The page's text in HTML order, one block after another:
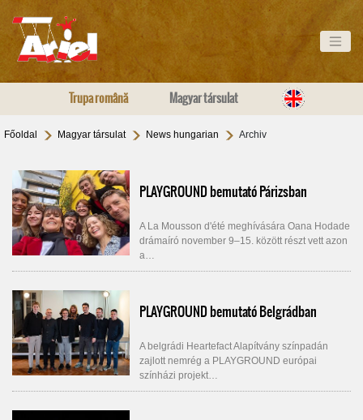
Trupa română Magyar társulat
Főoldal Magyar társulat News hungarian Archiv
PLAYGROUND bemutató Párizsban
A La Mousson d'été meghívására Oana Hodade
drámaíró november 9–15. között részt vett azon
a…
PLAYGROUND bemutató Belgrádban
A belgrádi Heartefact Alapítvány színpadán
zajlott nemrég a PLAYGROUND európai
színházi projekt…